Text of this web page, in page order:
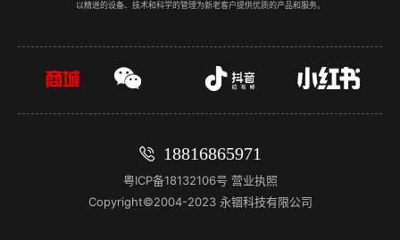
以精进的设备、技术和科学的管理为新老客户提供优质的产品和服务。
18816865971
粤ICP备18132106号 营业执照
Copyright©2004-2023 永锢科技有限公司